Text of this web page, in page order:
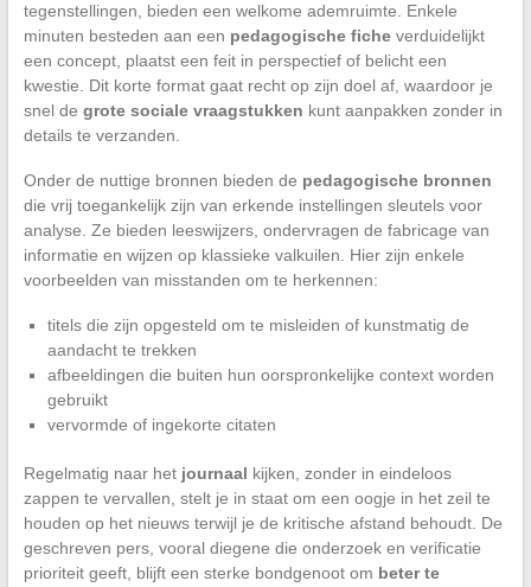
tegenstellingen, bieden een welkome ademruimte. Enkele
minuten besteden aan een pedagogische ficheverduidelijkt
een concept, plaatst een feit in perspectief of belicht een
kwestie. Dit korte format gaat recht op zijn doel af, waardoor je
snel de grote sociale vraagstukken kunt aanpakken zonder in
details te verzanden.
Onder de nuttige bronnen bieden de pedagogische bronnen
die vrij toegankelijk zijn van erkende instellingen sleutels voor
analyse. Ze bieden leeswijzers, ondervragen de fabricage van
informatie en wijzen op klassieke valkuilen. Hier zijn enkele
voorbeelden van misstanden om te herkennen:
titels die zijn opgesteld om te misleiden of kunstmatig de
aandacht te trekken
afbeeldingen die buiten hun oorspronkelijke context worden
gebruikt
vervormde of ingekorte citaten
Regelmatig naar het journaal kijken, zonder in eindeloos
zappen te vervallen, stelt je in staat om een oogje in het zeil te
houden op het nieuws terwijl je de kritische afstand behoudt. De
geschreven pers, vooral diegene die onderzoek en verificatie
prioriteit geeft, blijft een sterke bondgenoot om beter te